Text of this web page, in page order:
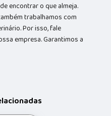
encontrar o que almeja.
trabalhamos com
Por isso, fale
empresa. Garantimos a